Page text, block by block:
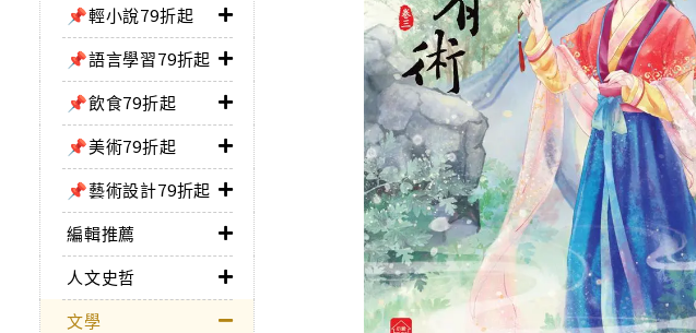
📌輕小說79折起
📌語言學習79折起
📌飲食79折起
📌美術79折起
📌藝術設計79折起
編輯推薦
人文史哲
文學